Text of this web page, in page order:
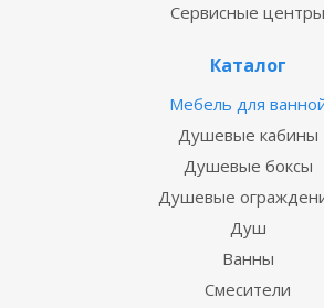
Сервисные центры
Каталог
Мебель для
Душевые кабины
Душевые боксы
Душевые
Душ
Ванны
Смесители